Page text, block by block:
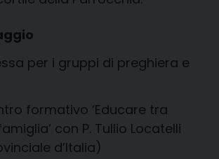
per i gruppi di preghiera e
formativo ‘Educare tra
con P. Tullio Locatelli
d’Italia)